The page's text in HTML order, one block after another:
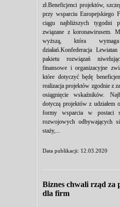
zł.Beneficjenci projektów,
przy wsparciu Europejskiego
ciągu najbliższych tygodni
związane z koronawirusem.
wyższą, która wymaga
działań.Konfederacja
pakietu rozwiązań
finansowe i organizacyjne
które dotyczyć będę
realizacja projektów zgodnie z
osiągnięcie wskaźników.
dotyczą projektów z udziałem
formy wsparcia w postaci
rozwojowych odbywających
staży,...
Data publikacji: 12.03.2020
Biznes chwali rząd za
dla firm